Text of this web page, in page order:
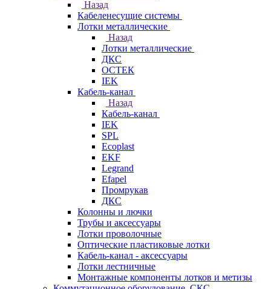
Назад
Кабеленесущие системы
Лотки металлические
Назад
Лотки металлические
ДКС
ОСТЕК
IEK
Кабель-канал
Назад
Кабель-канал
IEK
SPL
Ecoplast
EKF
Legrand
Efapel
Промрукав
ДКС
Колонны и лючки
Трубы и аксессуары
Лотки проволочные
Оптические пластиковые лотки
Кабель-канал - аксессуары
Лотки лестничные
Монтажные компоненты лотков и метизы